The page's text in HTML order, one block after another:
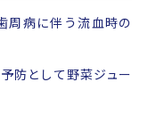
周病に伴う流血時の
防として野菜ジュー